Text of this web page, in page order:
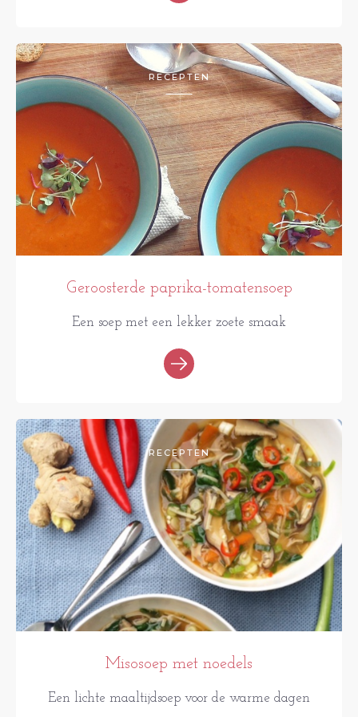
RECEPTEN
Geroosterde paprika-tomatensoep
Een soep met een lekker zoete smaak
RECEPTEN
Misosoep met noedels
Een lichte maaltijdsoep voor de warme dagen